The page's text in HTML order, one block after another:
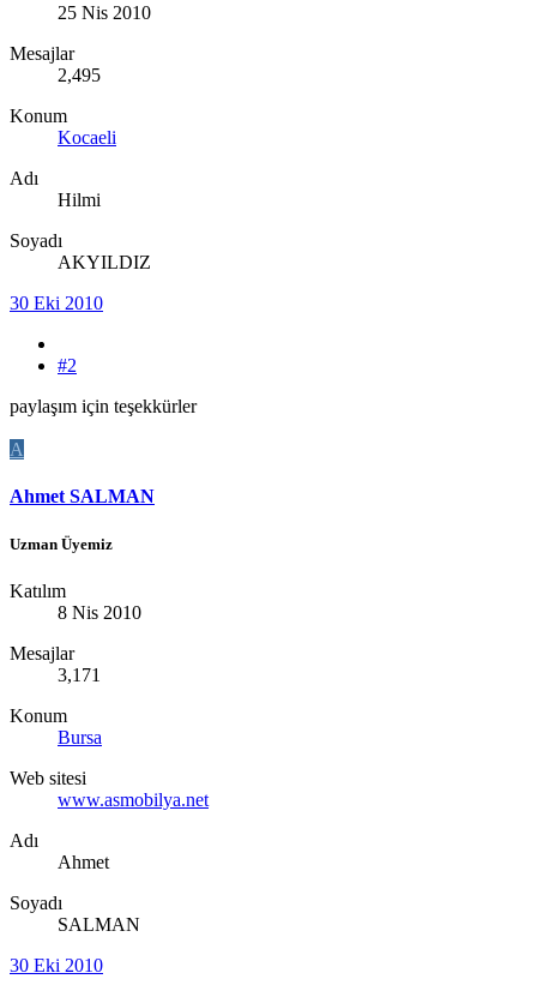
25 Nis 2010
Mesajlar
2,495
Konum
Kocaeli
Adı
Hilmi
Soyadı
AKYILDIZ
30 Eki 2010
#2
paylaşım için teşekkürler
A
Ahmet SALMAN
Uzman Üyemiz
Katılım
8 Nis 2010
Mesajlar
3,171
Konum
Bursa
Web sitesi
www.asmobilya.net
Adı
Ahmet
Soyadı
SALMAN
30 Eki 2010